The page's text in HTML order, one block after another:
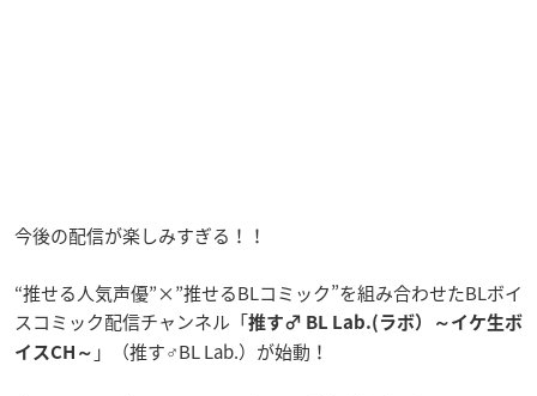
今後の配信が楽しみすぎる！！
“推せる人気声優”×”推せるBLコミック”を組み合わせたBLボイ
スコミック配信チャンネル「推す♂ BL Lab.(ラボ）～イケ生ボ
イスCH～ 」（推す♂BL Lab.）が始動！